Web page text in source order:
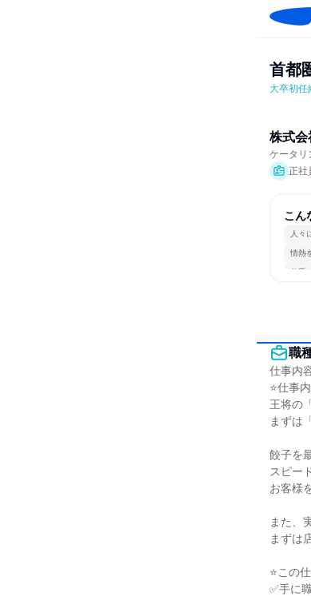
首都
大卒初任
株式会
ケータリ
正社
こん
人々
情熱
若手
職
仕事内
⭐仕事
王将の
まずは
餃子を
スピー
お客様
また、
まずは
⭐この
✅手に